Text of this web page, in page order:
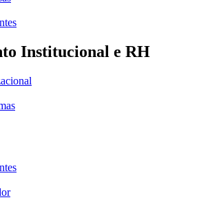
Institucional e RH